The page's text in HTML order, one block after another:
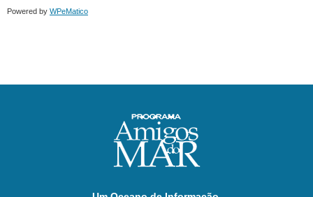
Powered by WPeMatico